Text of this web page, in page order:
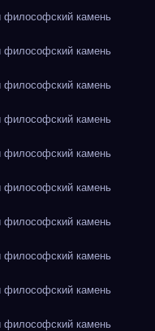
камень
камень
камень
камень
камень
камень
камень
камень
камень
камень